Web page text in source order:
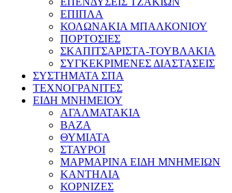
ΕΠΙΠΛΑ
ΚΟΛΩΝΑΚΙΑ ΜΠΑΛΚΟΝΙΟΥ
ΠΟΡΤΟΣΙΕΣ
ΣΚΑΠΙΤΣΑΡΙΣΤΑ-ΤΟΥΒΛΑΚΙΑ
ΣΥΓΚΕΚΡΙΜΕΝΕΣ ΔΙΑΣΤΑΣΕΙΣ
ΣΥΣΤΗΜΑΤΑ ΣΠΑ
ΤΕΧΝΟΓΡΑΝΙΤΕΣ
ΕΙΔΗ ΜΝΗΜΕΙΟΥ
ΑΓΑΛΜΑΤΑΚΙΑ
ΒΑΖΑ
ΘΥΜΙΑΤΑ
ΣΤΑΥΡΟΙ
ΜΑΡΜΑΡΙΝΑ ΕΙΔΗ ΜΝΗΜΕΙΩΝ
ΚΑΝΤΗΛΙΑ
ΚΟΡΝΙΖΕΣ